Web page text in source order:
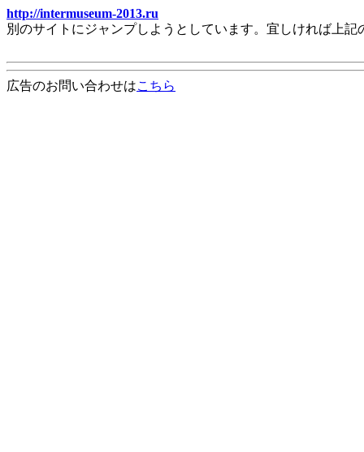
http://intermuseum-2013.ru
別のサイトにジャンプしようとしています。宜しければ上
広告のお問い合わせはこちら